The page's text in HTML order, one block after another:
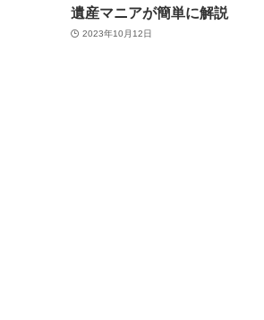
遺産マニアが簡単に解説
2023年10月12日